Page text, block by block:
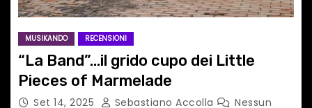
MUSIKANDO RECENSIONI
“La Band”…il grido cupo dei Little
Pieces of Marmelade
Set 14, 2025 Sebastiano Accolla
Nessun